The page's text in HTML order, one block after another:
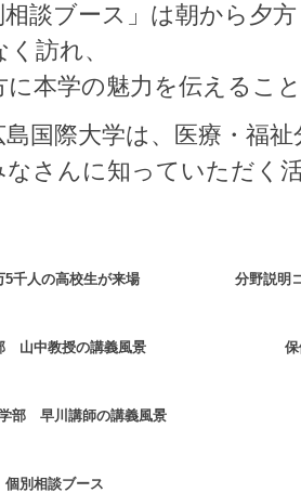
相談ブース」は朝から夕
訪れ、
に本学の魅力を伝えるこ
国際大学は、医療・福
なさんに知っていただく
5千人の高校生が来場 分野説明
山中教授の講義風景
部 早川講師の講義風景
個別相談ブース